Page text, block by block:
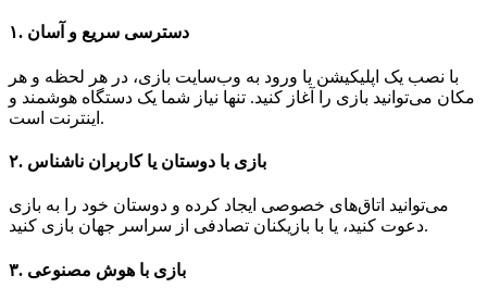
۱. دسترسی سریع و آسان
با نصب یک اپلیکیشن یا ورود به وب‌سایت بازی، در هر لحظه و هر
مکان می‌توانید بازی را آغاز کنید. تنها نیاز شما یک دستگاه هوشمند و
اینترنت است.
۲. بازی با دوستان یا کاربران ناشناس
می‌توانید اتاق‌های خصوصی ایجاد کرده و دوستان خود را به بازی
دعوت کنید، یا با بازیکنان تصادفی از سراسر جهان بازی کنید.
۳. بازی با هوش مصنوعی